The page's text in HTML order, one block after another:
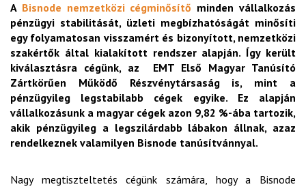
A Bisnode nemzetközi cégminősítő minden vállalkozás
pénzügyi stabilitását, üzleti megbízhatóságát minősíti
egy folyamatosan visszamért és bizonyított, nemzetközi
szakértők által kialakított rendszer alapján. Így került
kiválasztásra cégünk, az EMT Első Magyar Tanúsító
Zártkörűen Működő Részvénytársaság is, mint a
pénzügyileg legstabilabb cégek egyike. Ez alapján
vállalkozásunk a magyar cégek azon 9,82 %-ába tartozik,
akik pénzügyileg a legszilárdabb lábakon állnak, azaz
rendelkeznek valamilyen Bisnode tanúsítvánnyal.
Nagy megtiszteltetés cégünk számára, hogy a Bisnode